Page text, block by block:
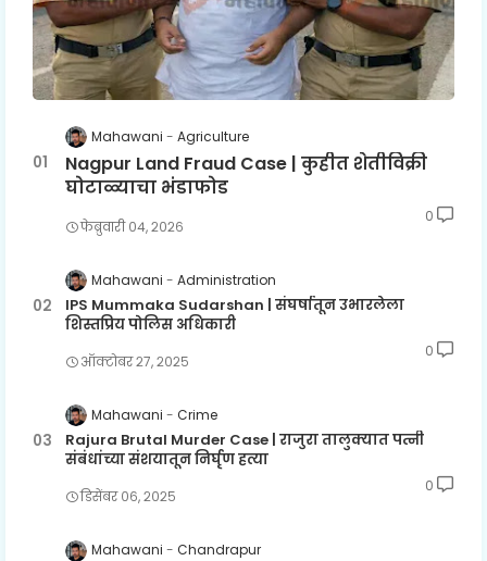
Mahawani Agriculture
Nagpur Land Fraud Case | कुहीत शेतीविक्री
घोटाळ्याचा भंडाफोड
फेब्रुवारी ०४, २०२६
0
Mahawani Administration
IPS Mummaka Sudarshan | संघर्षातून उभारलेला
शिस्तप्रिय पोलिस अधिकारी
ऑक्टोबर २७, २०२५
0
Mahawani Crime
Rajura Brutal Murder Case | राजुरा तालुक्यात पत्नी
संबंधांच्या संशयातून निर्घृण हत्या
डिसेंबर ०६, २०२५
0
Mahawani Chandrapur